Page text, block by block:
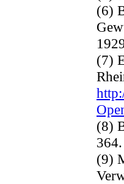
(6)
(7)
(8)
364.
(9)